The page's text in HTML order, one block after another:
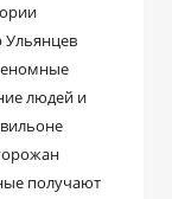
Ульянцев
людей и
получают